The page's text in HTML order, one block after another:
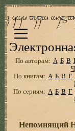
По авторам: А Б В
Ч
По книгам: А Б В Г
По сериям: А Б В Г
Непомнящий